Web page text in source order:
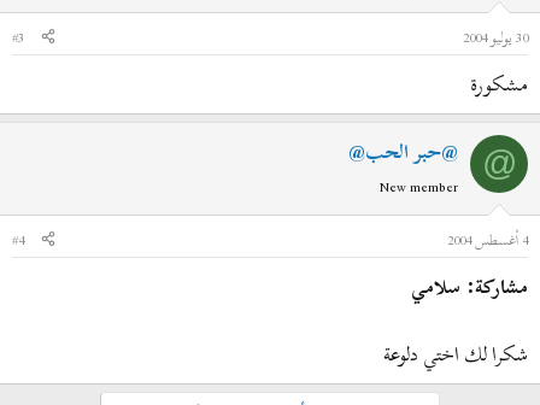
30 يوليو 2004
#3
مشكورة
@ @حبر الحب@
New member
4 أغسطس 2004
#4
مشاركة: سلامي
شكرا لك اختي دلوعة